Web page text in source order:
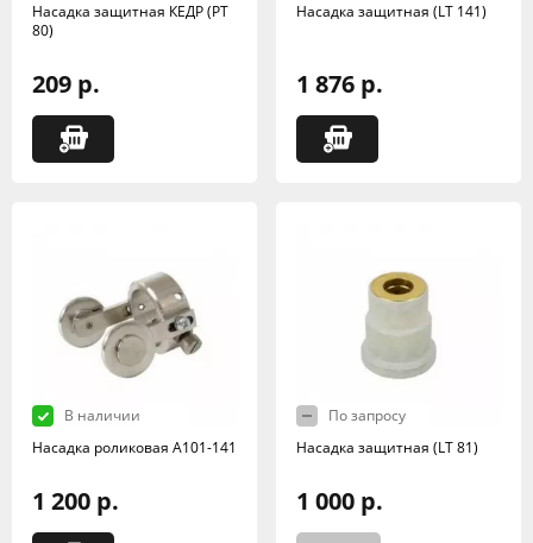
Насадка защитная КЕДР (РТ
80)
209 р.
Насадка защитная (LT 141)
1 876 р.
В наличии
Насадка роликовая А101-141
1 200 р.
По запросу
Насадка защитная (LT 81)
1 000 р.